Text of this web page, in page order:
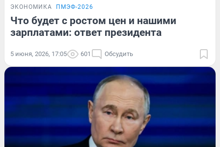
ЭКОНОМИКА ПМЭФ-2026
Что будет с ростом цен и нашими
зарплатами: ответ президента
5 июня, 2026, 17:05 601 Обсудить